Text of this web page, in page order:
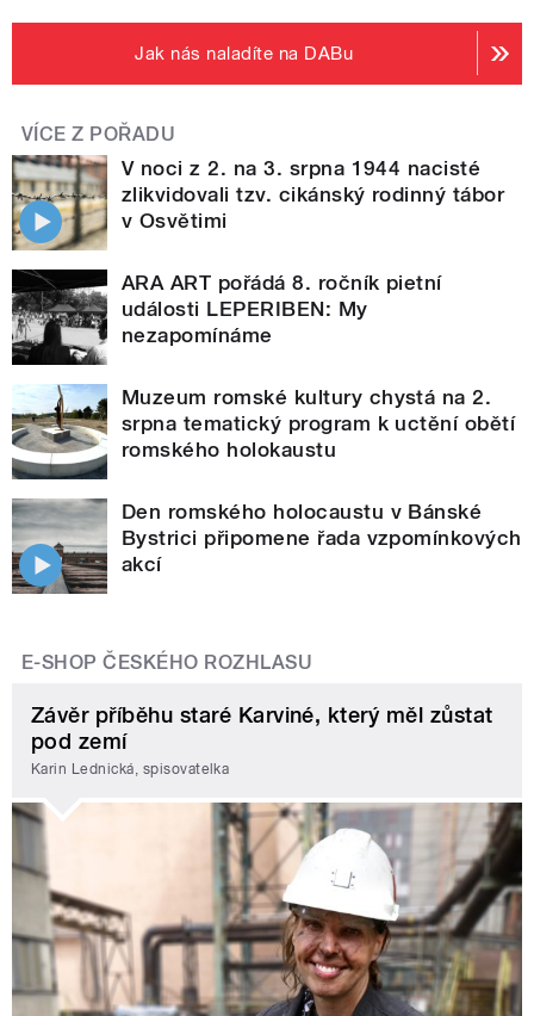
Jak nás naladíte na DABu
VÍCE Z POŘADU
V noci z 2. na 3. srpna 1944 nacisté
zlikvidovali tzv. cikánský rodinný tábor
v Osvětimi
ARA ART pořádá 8. ročník pietní
události LEPERIBEN: My
nezapomínáme
Muzeum romské kultury chystá na 2.
srpna tematický program k uctění obětí
romského holokaustu
Den romského holocaustu v Bánské
Bystrici připomene řada vzpomínkových
akcí
E-SHOP ČESKÉHO ROZHLASU
Závěr příběhu staré Karviné, který měl zůstat
pod zemí
Karin Lednická, spisovatelka